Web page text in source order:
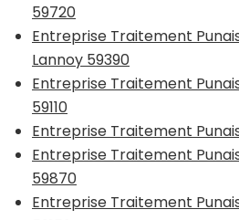
59720
Entreprise Traitement
Lannoy 59390
Entreprise Traitement
59110
Entreprise Traitement
Entreprise Traitement
59870
Entreprise Traitement